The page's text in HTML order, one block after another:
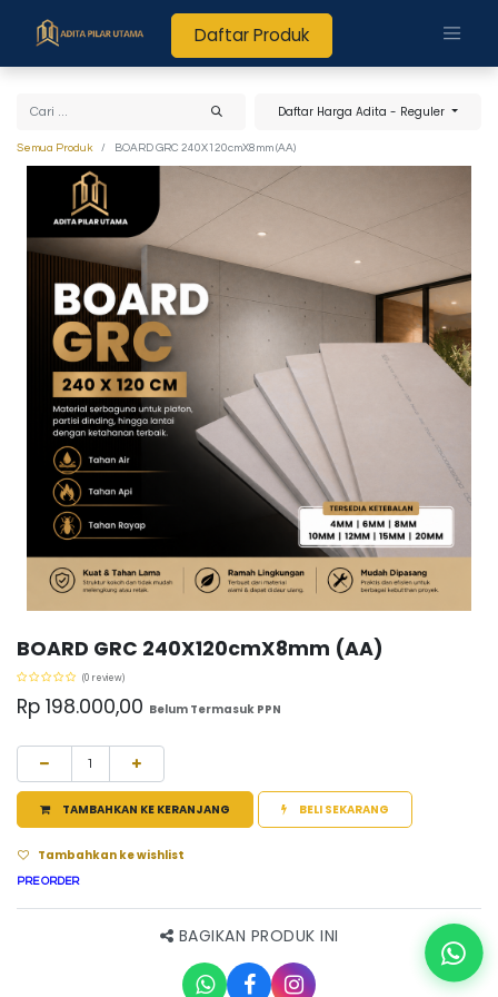
Daftar Produk
Daftar Harga Adita - Reguler
Semua Produk BOARD GRC 240X120cmX8mm (AA)
BOARD GRC 240X120cmX8mm (AA)
(0 review)
Rp 198.000,00 Belum Termasuk PPN
TAMBAHKAN KE KERANJANG BELI SEKARANG
Tambahkan ke wishlist
PRE ORDER
BAGIKAN PRODUK INI